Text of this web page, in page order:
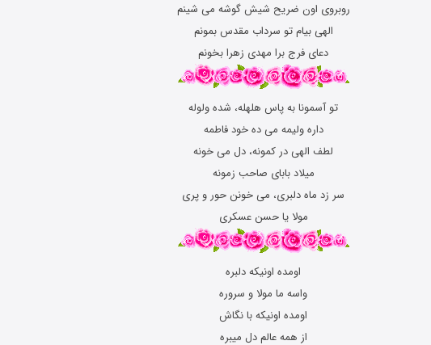
روبروی اون ضریح شیش گوشه می شینم
الهی بیام تو سرداب مقدس بمونم
دعای فرج برا مهدی زهرا بخونم
تو آسمونا به پاس هلهله، شده ولوله
داره ولیمه می ده خود فاطمه
لطف الهی در کمونه، دل می خونه
میلاد بابای صاحب زمونه
سر زد ماه دلبری، می خونن حور و پری
مولا یا حسن عسکری
اﻭﻣﺪﻩ اﻭﻧﻴﻜﻪ ﺩﻟﺒﺮﻩ
ﻭاﺳﻪ ﻣﺎ ﻣﻮﻻ و ﺳﺮﻭﺭﻩ
اﻭﻣﺪﻩ اﻭﻧﻴﻜﻪ ﺑﺎ ﻧﮕﺎﺵ
اﺯ ﻫﻤﻪ ﻋﺎﻟﻢ ﺩﻝ ﻣﻴﺒﺮﻩ